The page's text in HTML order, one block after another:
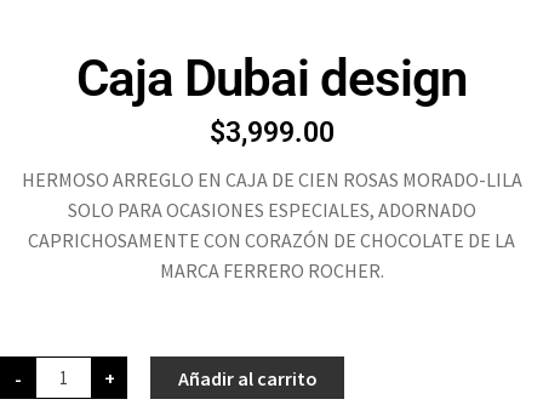
Caja Dubai design
$3,999.00
HERMOSO ARREGLO EN CAJA DE CIEN ROSAS MORADO-LILA
SOLO PARA OCASIONES ESPECIALES, ADORNADO
CAPRICHOSAMENTE CON CORAZÓN DE CHOCOLATE DE LA
MARCA FERRERO ROCHER.
- + Añadir al carrito